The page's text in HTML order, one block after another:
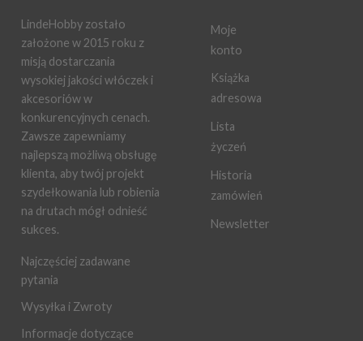
LindeHobby zostało
założone w 2015 roku z
misją dostarczania
wysokiej jakości włóczek i
akcesoriów w
konkurencyjnych cenach.
Zawsze zapewniamy
najlepszą możliwą obsługę
klienta, aby twój projekt
szydełkowania lub robienia
na drutach mógł odnieść
sukces.
Najczęściej zadawane
pytania
Wysyłka i Zwroty
Informacje dotyczące
Moje
konto
Książka
adresowa
Lista
życzeń
Historia
zamówień
Newsletter